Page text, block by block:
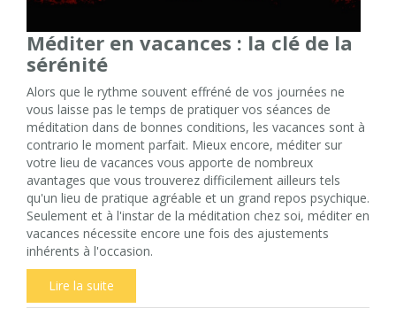
Méditer en vacances : la clé de la
sérénité
Alors que le rythme souvent effréné de vos journées ne
vous laisse pas le temps de pratiquer vos séances de
méditation dans de bonnes conditions, les vacances sont à
contrario le moment parfait. Mieux encore, méditer sur
votre lieu de vacances vous apporte de nombreux
avantages que vous trouverez difficilement ailleurs tels
qu'un lieu de pratique agréable et un grand repos psychique.
Seulement et à l'instar de la méditation chez soi, méditer en
vacances nécessite encore une fois des ajustements
inhérents à l'occasion.
Lire la suite